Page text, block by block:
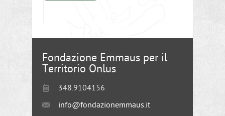
Fondazione Emmaus per il
Territorio Onlus
348.9104156
info@fondazionemmaus.it